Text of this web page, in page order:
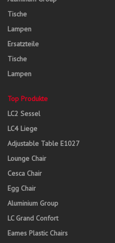
Tische
Lampen
Ersatzteile
Tische
Lampen
Top Produkte
LC2 Sessel
LC4 Liege
Adjustable Table E1027
Lounge Chair
Cesca Chair
Egg Chair
Aluminium Group
LC Grand Confort
Eames Plastic Chairs